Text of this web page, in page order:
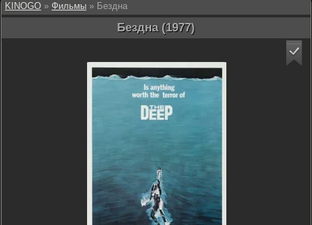
KINOGO » Фильмы » Бездна
Бездна (1977)